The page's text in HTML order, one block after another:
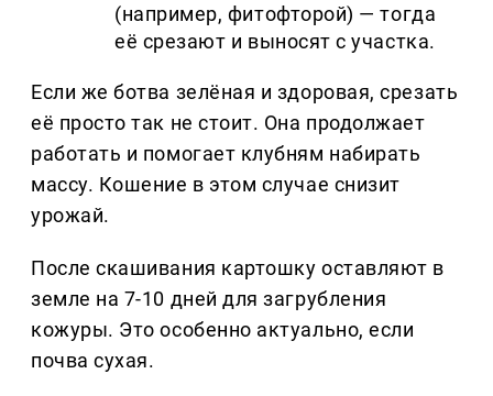
(например, фитофторой) — тогда
её срезают и выносят с участка.
Если же ботва зелёная и здоровая, срезать
её просто так не стоит. Она продолжает
работать и помогает клубням набирать
массу. Кошение в этом случае снизит
урожай.
После скашивания картошку оставляют в
земле на 7-10 дней для загрубления
кожуры. Это особенно актуально, если
почва сухая.